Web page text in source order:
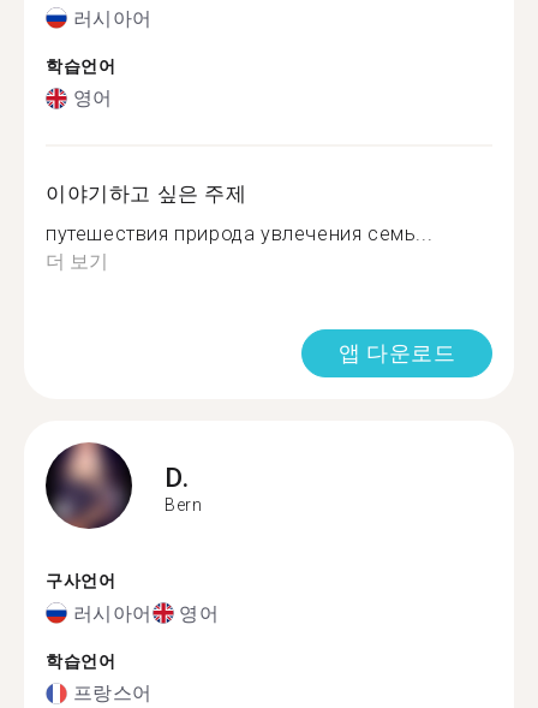
러시아어
학습언어
영어
이야기하고 싶은 주제
путешествия природа увлечения семь...
더 보기
앱 다운로드
D.
Bern
구사언어
러시아어 영어
학습언어
프랑스어